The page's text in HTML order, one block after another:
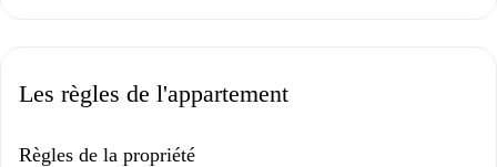
Les règles de l'appartement
Règles de la propriété